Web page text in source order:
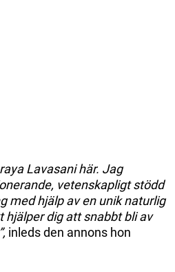
Lavasani här. Jag
vetenskapligt stödd
med hjälp av en unik naturlig
hjälper dig att snabbt bli av
inleds den annons hon